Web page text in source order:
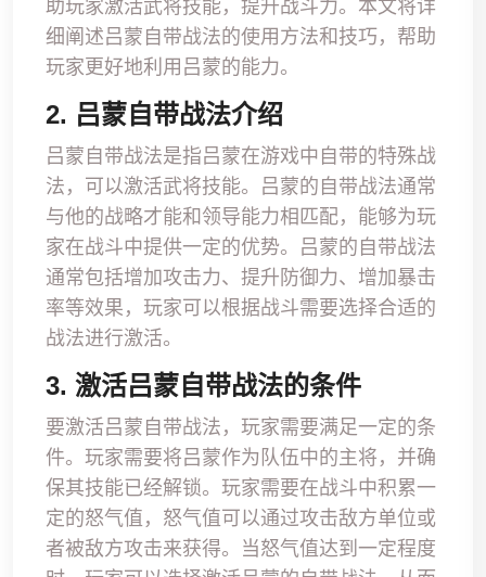
助玩家激活武将技能，提升战斗力。本文将详
细阐述吕蒙自带战法的使用方法和技巧，帮助
玩家更好地利用吕蒙的能力。
2. 吕蒙自带战法介绍
吕蒙自带战法是指吕蒙在游戏中自带的特殊战
法，可以激活武将技能。吕蒙的自带战法通常
与他的战略才能和领导能力相匹配，能够为玩
家在战斗中提供一定的优势。吕蒙的自带战法
通常包括增加攻击力、提升防御力、增加暴击
率等效果，玩家可以根据战斗需要选择合适的
战法进行激活。
3. 激活吕蒙自带战法的条件
要激活吕蒙自带战法，玩家需要满足一定的条
件。玩家需要将吕蒙作为队伍中的主将，并确
保其技能已经解锁。玩家需要在战斗中积累一
定的怒气值，怒气值可以通过攻击敌方单位或
者被敌方攻击来获得。当怒气值达到一定程度